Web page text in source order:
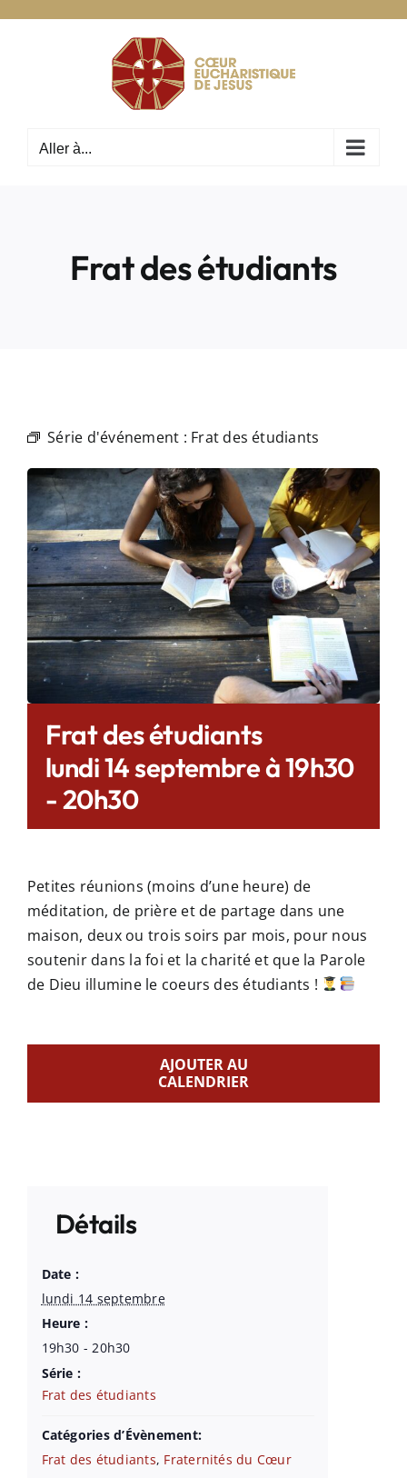
Aller à...
Frat des étudiants
Série d'événement : Frat des étudiants
Frat des étudiants
lundi 14 septembre à 19h30
-20h30
Petites réunions (moins d’une heure) de
méditation, de prière et de partage dans une
maison, deux ou trois soirs par mois, pour nous
soutenir dans la foi et la charité et que la Parole
de Dieu illumine le coeurs des étudiants !
AJOUTER AU
CALENDRIER
Détails
Date :
lundi 14 septembre
Heure :
19h30 - 20h30
Série :
Frat des étudiants
Catégories d’Évènement:
Frat des étudiants, Fraternités du Cœur